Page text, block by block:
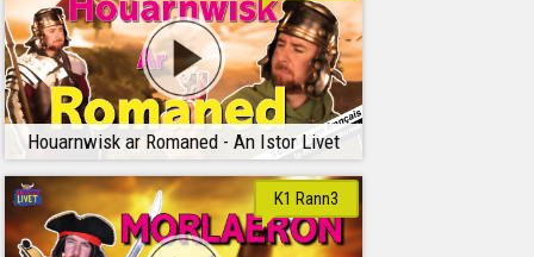
Houarnwisk ar Romaned - An Istor Livet
K1 Rann3